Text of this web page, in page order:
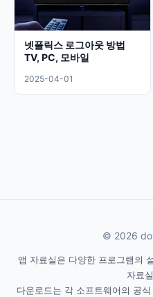
넷플릭스 로그아웃 방법
TV, PC, 모바일
2025-04-01
© 2026
앱 자료실은 다양한 프로그램의
자료
다운로드는 각 소프트웨어의 공